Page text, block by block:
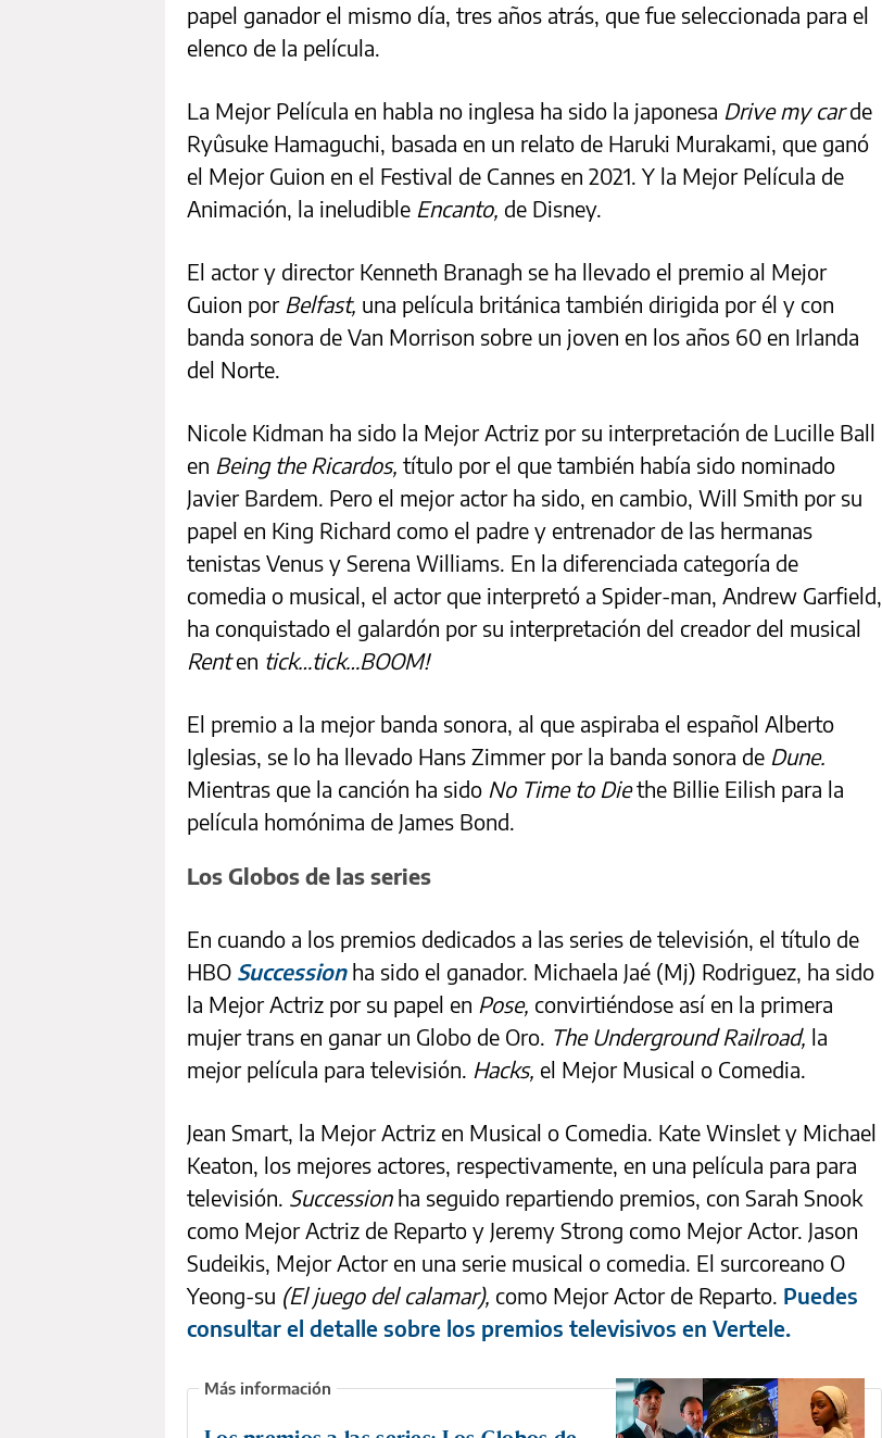
papel ganador el mismo día, tres años atrás, que fue seleccionada para el
elenco de la película.
La Mejor Película en habla no inglesa ha sido la japonesa Drive my carde
Ryûsuke Hamaguchi, basada en un relato de Haruki Murakami, que ganó
el Mejor Guion en el Festival de Cannes en 2021. Y la Mejor Película de
Animación, la ineludible Encanto, de Disney.
El actor y director Kenneth Branagh se ha llevado el premio al Mejor
Guion porBelfast, una película británica también dirigida por él y con
banda sonora de Van Morrison sobre un joven en los años 60 en Irlanda
del Norte.
Nicole Kidman ha sido la Mejor Actriz por su interpretación de Lucille Ball
en Being the Ricardos, título por el que también había sido nominado
Javier Bardem. Pero el mejor actor ha sido, en cambio, Will Smith por su
papel en King Richard como el padre y entrenador de las hermanas
tenistas Venus y Serena Williams. En la diferenciada categoría de
comedia o musical, el actor que interpretó a Spider-man, Andrew Garfield,
ha conquistado el galardón por su interpretación del creador del musical
Renten tick…tick…BOOM!
El premio a la mejor banda sonora, al que aspiraba el español Alberto
Iglesias, se lo ha llevado Hans Zimmer por la banda sonora de Dune.
Mientras que la canción ha sido No Time to Diethe Billie Eilish para la
película homónima de James Bond.
Los Globos de las series
En cuando a los premios dedicados a las series de televisión, el título de
HBO Successionha sido el ganador. Michaela Jaé (Mj) Rodriguez, ha sido
la Mejor Actriz por su papel en Pose, convirtiéndose así en la primera
mujer trans en ganar un Globo de Oro. The Underground Railroad, la
mejor película para televisión. Hacks, el Mejor Musical o Comedia.
Jean Smart, la Mejor Actriz en Musical o Comedia. Kate Winslet y Michael
Keaton, los mejores actores, respectivamente, en una película para para
televisión. Succession ha seguido repartiendo premios, con Sarah Snook
como Mejor Actriz de Reparto y Jeremy Strong como Mejor Actor. Jason
Sudeikis, Mejor Actor en una serie musical o comedia. El surcoreano O
Yeong-su (El juego del calamar), como Mejor Actor de Reparto. Puedes
consultar el detalle sobre los premios televisivos en Vertele.